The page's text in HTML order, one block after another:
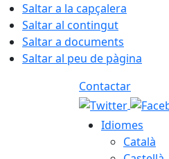
Saltar a la capçalera
Saltar al contingut
Saltar a documents
Saltar al peu de pàgina
Contactar
Idiomes
Català